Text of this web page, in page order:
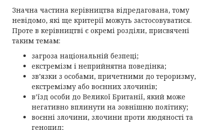
Значна частина керівництва відредагована, тому
невідомо, які ще критерії можуть застосовуватися.
Проте в керівництві є окремі розділи, присвячені
таким темам:
загроза національній безпеці;
екстремізм і неприйнятна поведінка;
зв’язки з особами, причетними до тероризму,
екстремізму або воєнних злочинів;
в’їзд особи до Великої Британії, який може
негативно вплинути на зовнішню політику;
воєнні злочини, злочини проти людяності та
геноцид;